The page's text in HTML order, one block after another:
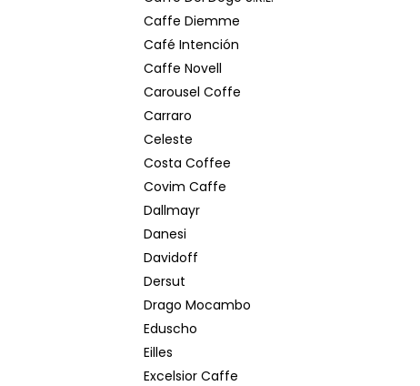
Caffe Diemme
Café Intención
Caffe Novell
Carousel Coffe
Carraro
Celeste
Costa Coffee
Covim Caffe
Dallmayr
Danesi
Davidoff
Dersut
Drago Mocambo
Eduscho
Eilles
Excelsior Caffe